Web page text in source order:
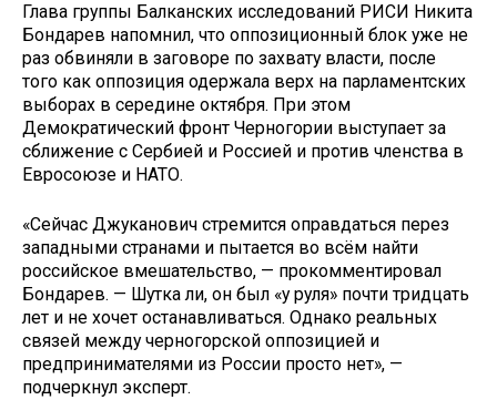
Глава группы Балканских исследований РИСИ Никита
Бондарев напомнил, что оппозиционный блок уже не
раз обвиняли в заговоре по захвату власти, после
того как оппозиция одержала верх на парламентских
выборах в середине октября. При этом
Демократический фронт Черногории выступает за
сближение с Сербией и Россией и против членства в
Евросоюзе и НАТО.
«Сейчас Джуканович стремится оправдаться перез
западными странами и пытается во всём найти
российское вмешательство, — прокомментировал
Бондарев. — Шутка ли, он был «у руля» почти тридцать
лет и не хочет останавливаться. Однако реальных
связей между черногорской оппозицией и
предпринимателями из России просто нет», —
подчеркнул эксперт.